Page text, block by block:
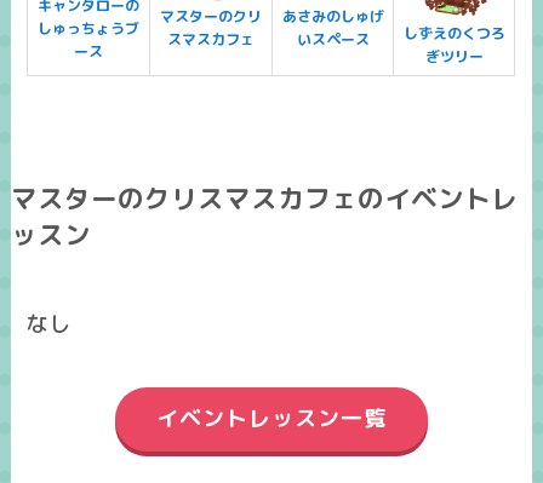
キャンタローの
しゅっちょうブ
ース
マスターのクリ
スマスカフェ
あさみのしゅげ
いスペース
しずえのくつろ
ぎツリー
マスターのクリスマスカフェのイベントレ
ッスン
なし
イベントレッスン一覧